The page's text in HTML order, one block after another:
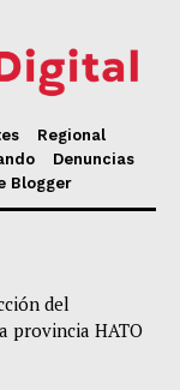
Regional
Denuncias
Blogger
del
provincia HATO